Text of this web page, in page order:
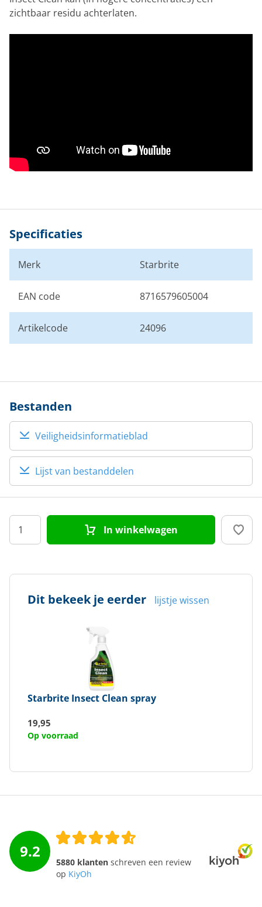
zichtbaar residu achterlaten.
Specificaties
Merk Starbrite
EAN code 8716579605004
Artikelcode 24096
Bestanden
Veiligheidsinformatieblad
Lijst van bestanddelen
In winkelwagen
Dit bekeek je eerder lijstje wissen
Starbrite Insect Clean spray
19,95
Op voorraad
9.2
5880 klanten schreven een review
op KiyOh